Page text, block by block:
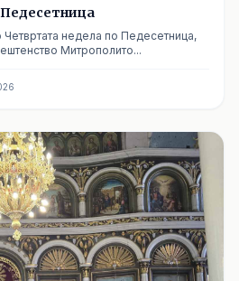
недела по Педесетница,
Митрополито...